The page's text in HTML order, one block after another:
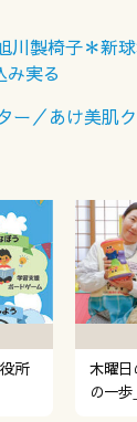
川製椅子＊新
み実る
ー／あけ美肌
所
木曜日
の一歩